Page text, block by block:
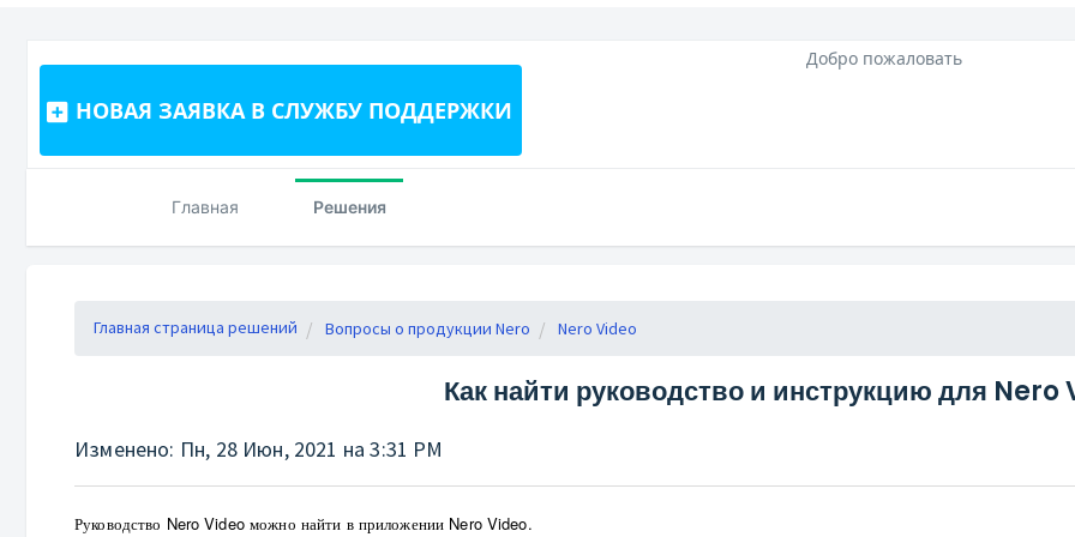
НОВАЯ ЗАЯВКА В СЛУЖБУ ПОДДЕРЖКИ
Добро пожаловать
Главная Решения
Главная страница решений Вопросы о продукции Nero Nero Video
Как найти руководство и инструкцию для Nero
Изменено: Пн, 28 Июн, 2021 на 3:31 PM
Руководство Nero Video можно найти в приложении Nero Video.